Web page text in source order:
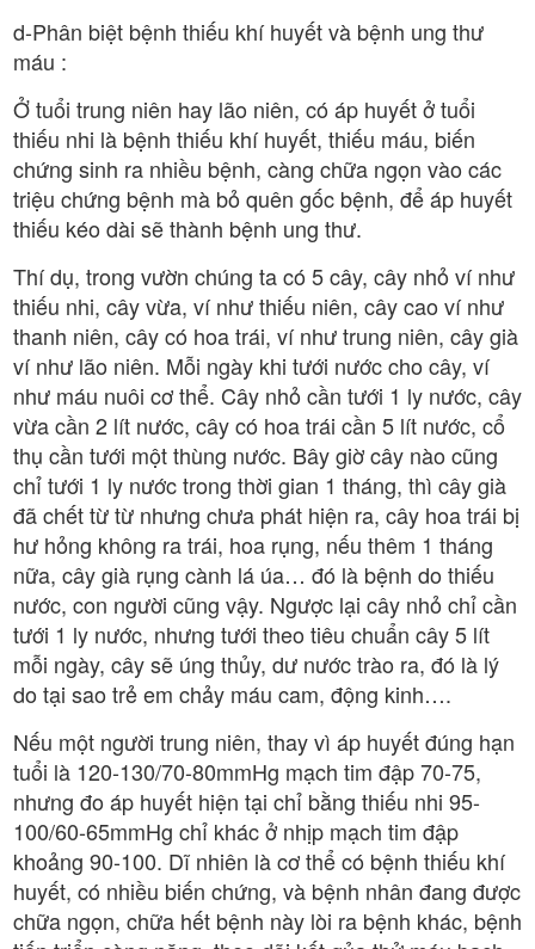
d-Phân biệt bệnh thiếu khí huyết và bệnh ung thư
máu :
Ở tuổi trung niên hay lão niên, có áp huyết ở tuổi
thiếu nhi là bệnh thiếu khí huyết, thiếu máu, biến
chứng sinh ra nhiều bệnh, càng chữa ngọn vào các
triệu chứng bệnh mà bỏ quên gốc bệnh, để áp huyết
thiếu kéo dài sẽ thành bệnh ung thư.
Thí dụ, trong vườn chúng ta có 5 cây, cây nhỏ ví như
thiếu nhi, cây vừa, ví như thiếu niên, cây cao ví như
thanh niên, cây có hoa trái, ví như trung niên, cây già
ví như lão niên. Mỗi ngày khi tưới nước cho cây, ví
như máu nuôi cơ thể. Cây nhỏ cần tưới 1 ly nước, cây
vừa cần 2 lít nước, cây có hoa trái cần 5 lít nước, cổ
thụ cần tưới một thùng nước. Bây giờ cây nào cũng
chỉ tưới 1 ly nước trong thời gian 1 tháng, thì cây già
đã chết từ từ nhưng chưa phát hiện ra, cây hoa trái bị
hư hỏng không ra trái, hoa rụng, nếu thêm 1 tháng
nữa, cây già rụng cành lá úa… đó là bệnh do thiếu
nước, con người cũng vậy. Ngược lại cây nhỏ chỉ cần
tưới 1 ly nước, nhưng tưới theo tiêu chuẩn cây 5 lít
mỗi ngày, cây sẽ úng thủy, dư nước trào ra, đó là lý
do tại sao trẻ em chảy máu cam, động kinh….
Nếu một người trung niên, thay vì áp huyết đúng hạn
tuổi là 120-130/70-80mmHg mạch tim đập 70-75,
nhưng đo áp huyết hiện tại chỉ bằng thiếu nhi 95-
100/60-65mmHg chỉ khác ở nhịp mạch tim đập
khoảng 90-100. Dĩ nhiên là cơ thể có bệnh thiếu khí
huyết, có nhiều biến chứng, và bệnh nhân đang được
chữa ngọn, chữa hết bệnh này lòi ra bệnh khác, bệnh